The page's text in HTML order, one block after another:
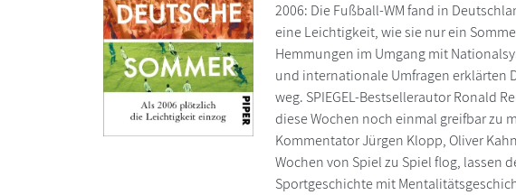
2006: Die Fußball-WM fand in
eine Leichtigkeit, wie sie nur ein
Hemmungen im Umgang mit
und internationale Umfragen erklärten
weg. SPIEGEL-Bestsellerautor Ronald
diese Wochen noch einmal greifbar zu
Kommentator Jürgen Klopp, Oliver
Wochen von Spiel zu Spiel flog, lassen
Sportgeschichte mit